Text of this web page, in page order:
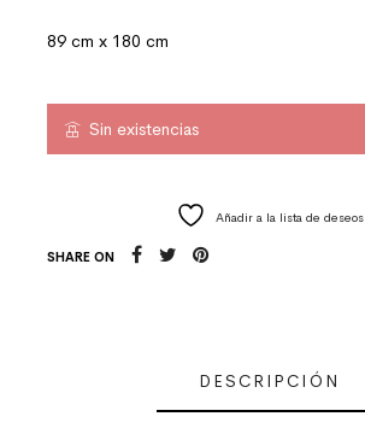
89 cm x 180 cm
Sin existencias
Añadir a la lista de deseos
SHARE ON
DESCRIPCIÓN